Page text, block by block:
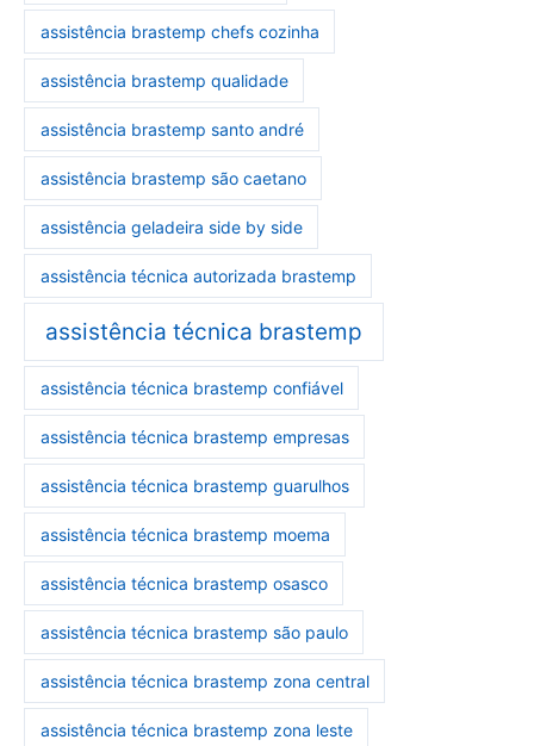
assistência brastemp chefs cozinha
assistência brastemp qualidade
assistência brastemp santo andré
assistência brastemp são caetano
assistência geladeira side by side
assistência técnica autorizada brastemp
assistência técnica brastemp
assistência técnica brastemp confiável
assistência técnica brastemp empresas
assistência técnica brastemp guarulhos
assistência técnica brastemp moema
assistência técnica brastemp osasco
assistência técnica brastemp são paulo
assistência técnica brastemp zona central
assistência técnica brastemp zona leste